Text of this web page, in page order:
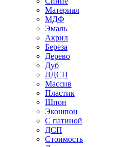
Материал
МДФ
Эмаль
Акрил
Береза
Дерево
Дуб
ЛДСП
Массив
Пластик
Шпон
Экошпон
С патиной
ДСП
Стоимость